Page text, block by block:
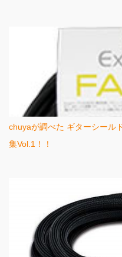
chuyaが調べた ギターシール
集Vol.1！！